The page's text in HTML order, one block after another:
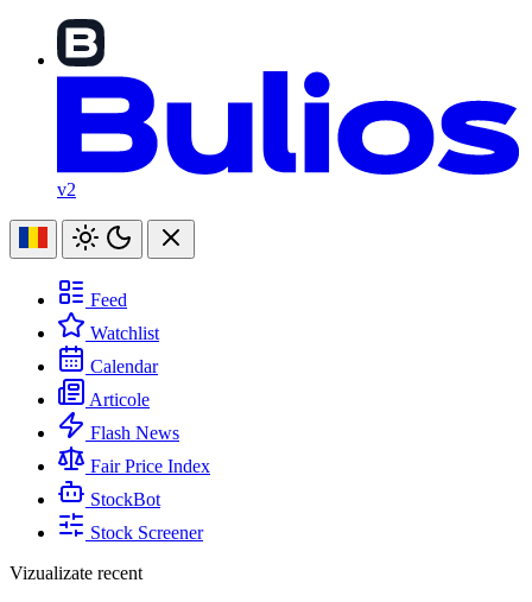
v2
Feed
Watchlist
Calendar
Articole
Flash News
Fair Price Index
StockBot
Stock Screener
Vizualizate recent